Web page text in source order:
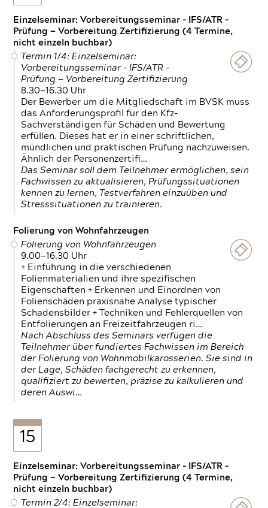
Einzelseminar: Vorbereitungsseminar - IFS/ATR -
Prüfung — Vorbereitung Zertifizierung (4 Termine,
nicht einzeln buchbar)
Termin 1/4: Einzelseminar:
Vorbereitungsseminar - IFS/ATR -
Prüfung — Vorbereitung Zertifizierung
8.30—16.30 Uhr
Der Bewerber um die Mitgliedschaft im BVSK muss
das Anforderungsprofil für den Kfz-
Sachverständigen für Schäden und Bewertung
erfüllen. Dieses hat er in einer schriftlichen,
mündlichen und praktischen Prüfung nachzuweisen.
Ähnlich der Personenzertifi…
Das Seminar soll dem Teilnehmer ermöglichen, sein
Fachwissen zu aktualisieren, Prüfungssituationen
kennen zu lernen, Testverfahren einzuüben und
Stresssituationen zu trainieren.
Folierung von Wohnfahrzeugen
Folierung von Wohnfahrzeugen
9.00—16.30 Uhr
+ Einführung in die verschiedenen
Folienmaterialien und ihre spezifischen
Eigenschaften + Erkennen und Einordnen von
Folienschäden praxisnahe Analyse typischer
Schadensbilder + Techniken und Fehlerquellen von
Entfolierungen an Freizeitfahrzeugen ri…
Nach Abschluss des Seminars verfügen die
Teilnehmer über fundiertes Fachwissen im Bereich
der Folierung von Wohnmobilkarosserien. Sie sind in
der Lage, Schäden fachgerecht zu erkennen,
qualifiziert zu bewerten, präzise zu kalkulieren und
deren Auswi…
15
Einzelseminar: Vorbereitungsseminar - IFS/ATR -
Prüfung — Vorbereitung Zertifizierung (4 Termine,
nicht einzeln buchbar)
Termin 2/4: Einzelseminar: